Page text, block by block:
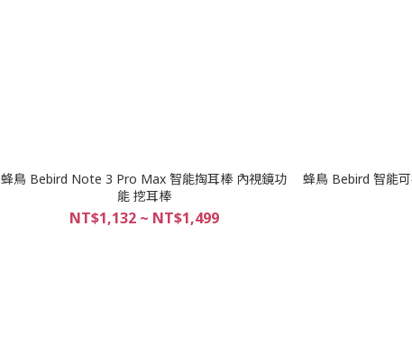
蜂鳥 Bebird Note 3 Pro Max 智能掏耳棒 內視鏡功
能 挖耳棒
NT$1,132 ~ NT$1,499
蜂鳥 Bebird 智能